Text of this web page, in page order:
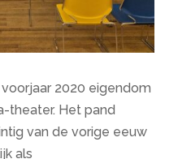
2020 eigendom
theater. Het pand
van de vorige eeuw
als